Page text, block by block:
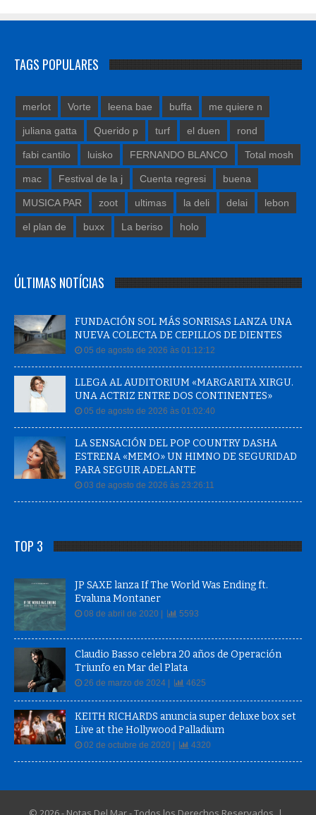
TAGS POPULARES
merlot Vorte leena bae buffa me quiere n
juliana gatta Querido p turf el duen rond
fabi cantilo luisko FERNANDO BLANCO Total mosh
mac Festival de la j Cuenta regresi buena
MUSICA PAR zoot ultimas la deli delai lebon
el plan de buxx La beriso holo
ÚLTIMAS NOTÍCIAS
FUNDACIÓN SOL MÁS SONRISAS LANZA UNA
NUEVA COLECTA DE CEPILLOS DE DIENTES
05 de agosto de 2026 às 01:12:12
LLEGA AL AUDITORIUM «MARGARITA XIRGU.
UNA ACTRIZ ENTRE DOS CONTINENTES»
05 de agosto de 2026 às 01:02:40
LA SENSACIÓN DEL POP COUNTRY DASHA
ESTRENA «MEMO» UN HIMNO DE SEGURIDAD
PARA SEGUIR ADELANTE
03 de agosto de 2026 às 23:26:11
TOP 3
JP SAXE lanza If The World Was Ending ft.
Evaluna Montaner
08 de abril de 2020 | 5593
Claudio Basso celebra 20 años de Operación
Triunfo en Mar del Plata
26 de marzo de 2024 | 4625
KEITH RICHARDS anuncia super deluxe box set
Live at the Hollywood Palladium
02 de octubre de 2020 | 4320